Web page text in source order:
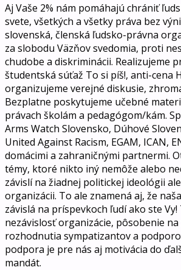
Aj Vaše 2% nám pomáhajú chrániť
svete, všetkých a všetky práva bez
slovenská, členská ľudsko-právna
za slobodu Väzňov svedomia, proti
chudobe a diskriminácii. Realizujeme
študentská súťaž To si píš!, anti-cena
organizujeme verejné diskusie,
Bezplatne poskytujeme učebné
právach školám a pedagógom/kám.
Arms Watch Slovensko, Dúhové
United Against Racism, EGAM, ICAN,
domácimi a zahraničnými partnermi.
témy, ktoré nikto iný nemôže alebo
závislí na žiadnej politickej ideológii
organizácii. To ale znamená aj, že
závislá na príspevkoch ľudí ako ste
nezávislosť organizácie, pôsobenie na
rozhodnutia sympatizantov a
podpora je pre nás aj motivácia do
mandát.